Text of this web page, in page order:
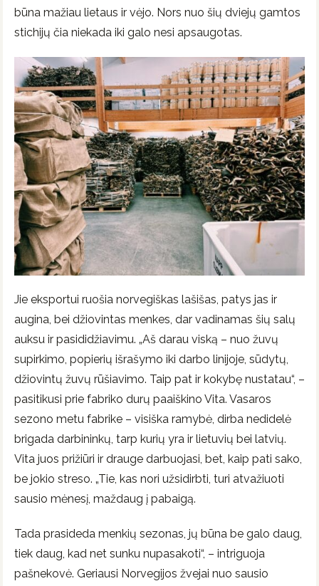
būna mažiau lietaus ir vėjo. Nors nuo šių dviejų gamtos
stichijų čia niekada iki galo nesi apsaugotas.
Jie eksportui ruošia norvegiškas lašišas, patys jas ir
augina, bei džiovintas menkes, dar vadinamas šių salų
auksu ir pasididžiavimu. „Aš darau viską – nuo žuvų
supirkimo, popierių išrašymo iki darbo linijoje, sūdytų,
džiovintų žuvų rūšiavimo. Taip pat ir kokybę nustatau“, –
pasitikusi prie fabriko durų paaiškino Vita. Vasaros
sezono metu fabrike – visiška ramybė, dirba nedidelė
brigada darbininkų, tarp kurių yra ir lietuvių bei latvių.
Vita juos prižiūri ir drauge darbuojasi, bet, kaip pati sako,
be jokio streso. „Tie, kas nori užsidirbti, turi atvažiuoti
sausio mėnesį, maždaug į pabaigą.
Tada prasideda menkių sezonas, jų būna be galo daug,
tiek daug, kad net sunku nupasakoti“, – intriguoja
pašnekovė. Geriausi Norvegijos žvejai nuo sausio